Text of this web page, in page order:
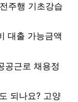
주행 기초강습
대출 가능금액
공근로 채용정
되나요? 고양